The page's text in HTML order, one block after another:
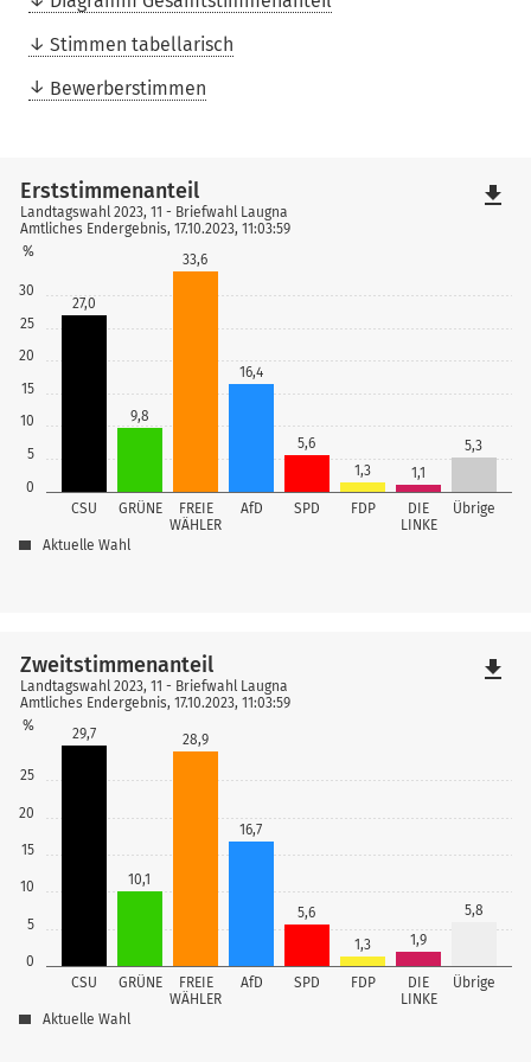
Stimmen tabellarisch
Bewerberstimmen
0
5
10
15
20
25
30
%
CSU GRÜNE
FREIE
WÄHLER
AfD SPD FDP
DIE
LINKE
Übrige
27,0
9,8
33,6
16,4
5,6
1,3
1,1
5,3
Erststimmenanteil
Landtagswahl 2023, 11 - Briefwahl Laugna
Amtliches Endergebnis, 17.10.2023, 11:03:59
Aktuelle Wahl
file_download
0
5
10
15
20
25
%
CSU GRÜNE
FREIE
WÄHLER
AfD SPD FDP
DIE
LINKE
Übrige
29,7
10,1
28,9
16,7
5,6
1,3
1,9
5,8
Zweitstimmenanteil
Landtagswahl 2023, 11 - Briefwahl Laugna
Amtliches Endergebnis, 17.10.2023, 11:03:59
Aktuelle Wahl
file_download